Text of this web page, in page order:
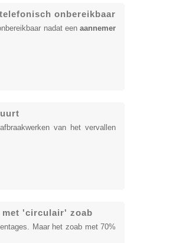
onbereikbaar
nadat eenaannemer
van het vervallen
met 'circulair' zoab
Maar het zoab met 70%